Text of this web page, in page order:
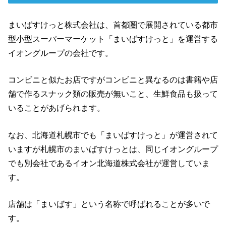
まいばすけっと株式会社は、首都圏で展開されている都市
型小型スーパーマーケット「まいばすけっと」を運営する
イオングループの会社です。
コンビニと似たお店ですがコンビニと異なるのは書籍や店
舗で作るスナック類の販売が無いこと、生鮮食品も扱って
いることがあげられます。
なお、北海道札幌市でも「まいばすけっと」が運営されて
いますが札幌市のまいばすけっとは、同じイオングループ
でも別会社であるイオン北海道株式会社が運営していま
す。
店舗は「まいばす」という名称で呼ばれることが多いで
す。